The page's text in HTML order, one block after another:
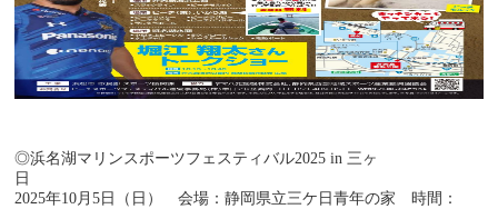
◎浜名湖マリンスポーツフェスティバル2025 in 三ヶ
2025年10月5日（日） 会場：静岡県立三ケ日青年の家 時間：